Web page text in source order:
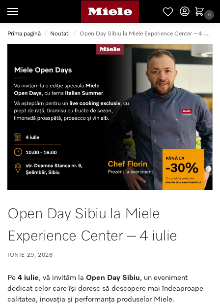
0
Prima pagină / Noutati / Open Day Sibiu la Miele Experience Center – 4 iulie
Open Day Sibiu la Miele
Experience Center – 4 iulie
IUNIE 29, 2026
Pe 4 iulie, vă invităm la Open Day Sibiu, un eveniment
dedicat celor care își doresc să descopere mai îndeaproape
calitatea, inovația și performanța produselor Miele.